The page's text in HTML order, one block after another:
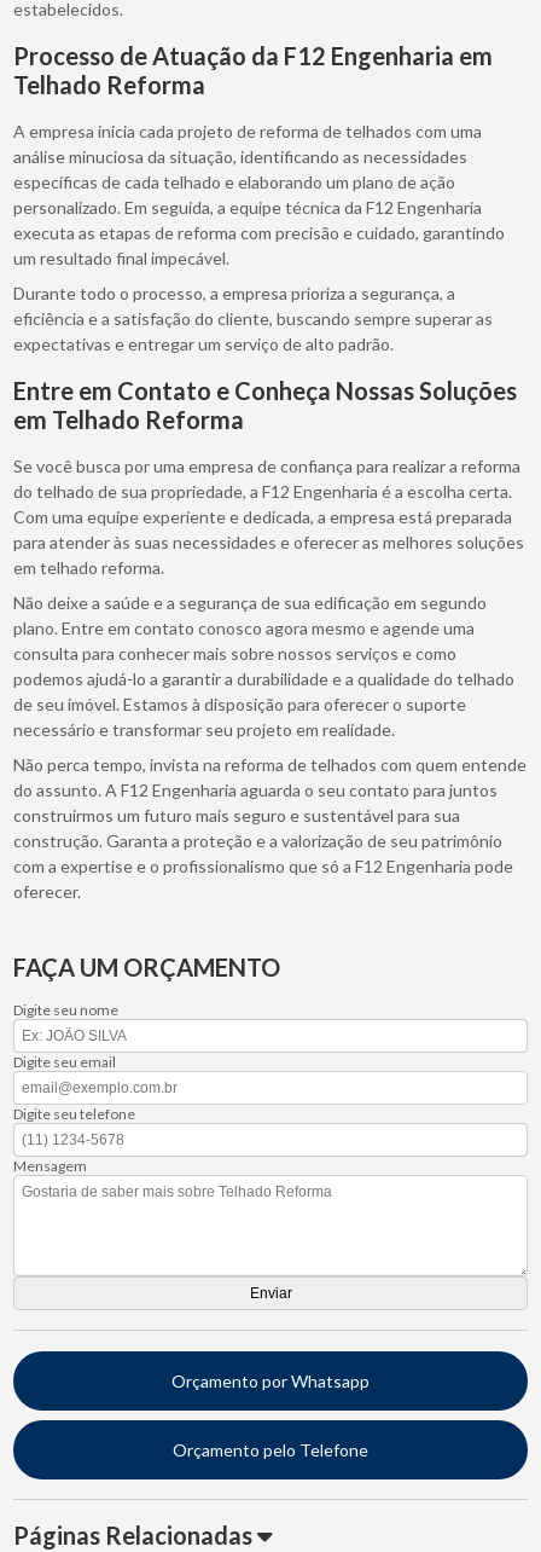
estabelecidos.
Processo de Atuação da F12 Engenharia em
Telhado Reforma
A empresa inicia cada projeto de reforma de telhados com uma
análise minuciosa da situação, identificando as necessidades
específicas de cada telhado e elaborando um plano de ação
personalizado. Em seguida, a equipe técnica da F12 Engenharia
executa as etapas de reforma com precisão e cuidado, garantindo
um resultado final impecável.
Durante todo o processo, a empresa prioriza a segurança, a
eficiência e a satisfação do cliente, buscando sempre superar as
expectativas e entregar um serviço de alto padrão.
Entre em Contato e Conheça Nossas Soluções
em Telhado Reforma
Se você busca por uma empresa de confiança para realizar a reforma
do telhado de sua propriedade, a F12 Engenharia é a escolha certa.
Com uma equipe experiente e dedicada, a empresa está preparada
para atender às suas necessidades e oferecer as melhores soluções
em telhado reforma.
Não deixe a saúde e a segurança de sua edificação em segundo
plano. Entre em contato conosco agora mesmo e agende uma
consulta para conhecer mais sobre nossos serviços e como
podemos ajudá-lo a garantir a durabilidade e a qualidade do telhado
de seu imóvel. Estamos à disposição para oferecer o suporte
necessário e transformar seu projeto em realidade.
Não perca tempo, invista na reforma de telhados com quem entende
do assunto. A F12 Engenharia aguarda o seu contato para juntos
construirmos um futuro mais seguro e sustentável para sua
construção. Garanta a proteção e a valorização de seu patrimônio
com a expertise e o profissionalismo que só a F12 Engenharia pode
oferecer.
FAÇA UM ORÇAMENTO
Digite seu nome
Digite seu email
Digite seu telefone
Mensagem
Orçamento por Whatsapp
Orçamento pelo Telefone
Páginas Relacionadas